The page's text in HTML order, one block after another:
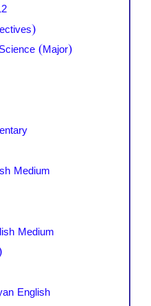
(Major)
Medium
Medium
English